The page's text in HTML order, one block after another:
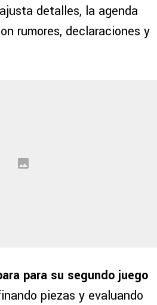
detalles, la agenda
rumores, declaraciones y
para su segundo juego
piezas y evaluando